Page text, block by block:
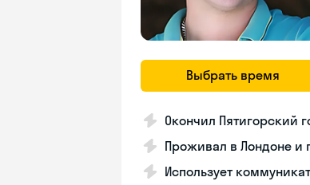
Выбрать время
Окончил Пятигорский
Проживал в Лондоне и
Использует